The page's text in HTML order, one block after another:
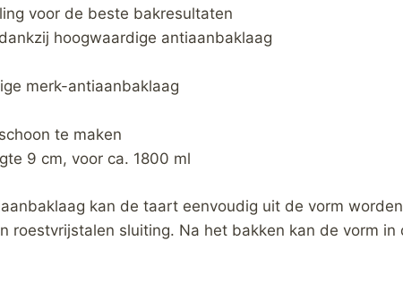
voor de beste bakresultaten
hoogwaardige antiaanbaklaag
merk-antiaanbaklaag
te maken
9 cm, voor ca. 1800 ml
kan de taart eenvoudig uit de vorm
roestvrijstalen sluiting. Na het bakken kan de vorm